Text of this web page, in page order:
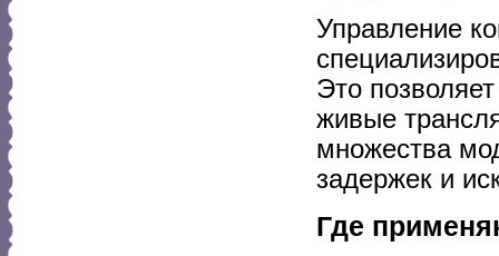
Управление
Это
живые
множества
задержек и
Где